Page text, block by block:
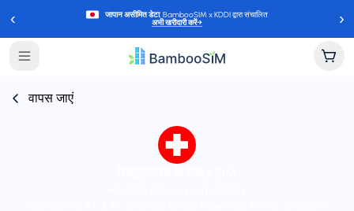
‹ जापान असीमित डेटा, BambooSIM x KDDI द्वारा संचालित
अभी खरीदारी करें→ ›
वापस जाएं